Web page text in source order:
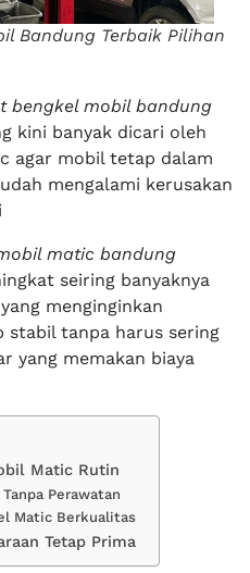
Bandung Terbaik Pilihan
bengkel mobil bandung
kini banyak dicari oleh
agar mobil tetap dalam
mengalami kerusakan
matic bandung
seiring banyaknya
menginginkan
stabil tanpa harus sering
yang memakan biaya
Matic Rutin
Perawatan
Matic Berkualitas
Tetap Prima